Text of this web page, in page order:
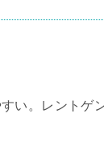
い。レントゲ